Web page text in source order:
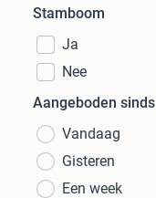
Stamboom
Ja
Nee
Aangeboden sinds
Vandaag
Gisteren
Een week